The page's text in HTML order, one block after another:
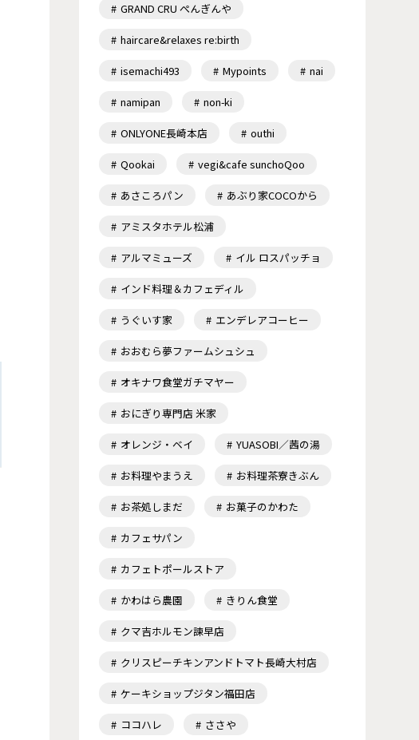
GRAND CRU ぺんぎんや
haircare&relaxes re:birth
isemachi493 Mypoints nai
namipan non-ki
ONLYONE長崎本店 outhi
Qookai vegi&cafe sunchoQoo
あさころパン あぶり家COCOから
アミスタホテル松浦
アルマミューズ イル ロスパッチョ
インド料理＆カフェディル
うぐいす家 エンデレアコーヒー
おおむら夢ファームシュシュ
オキナワ食堂ガチマヤー
おにぎり専門店 米家
オレンジ・ベイ YUASOBI／茜の湯
お料理やまうえ お料理茶寮きぶん
お茶処しまだ お菓子のかわた
カフェサパン
カフェトポールストア
かわはら農園 きりん食堂
クマ吉ホルモン諫早店
クリスピーチキンアンドトマト長崎大村店
ケーキショップジタン福田店
ココハレ ささや